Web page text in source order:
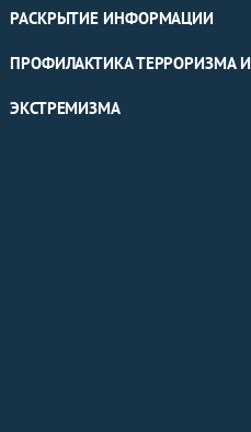
РАСКРЫТИЕ ИНФОРМАЦИИ
ПРОФИЛАКТИКА ТЕРРОРИЗМА И
ЭКСТРЕМИЗМА